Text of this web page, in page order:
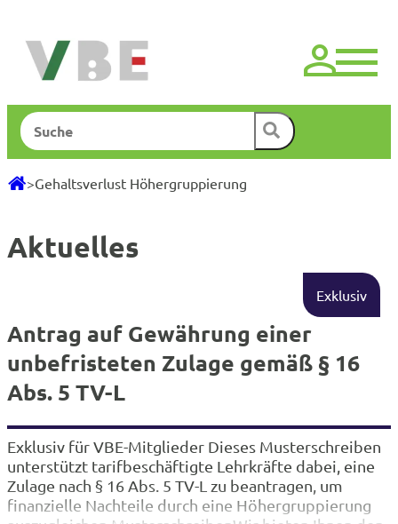
springen
Suchen
>Gehaltsverlust Höhergruppierung
Aktuelles
Exklusiv
Antrag auf Gewährung einer
unbefristeten Zulage gemäß § 16
Abs. 5 TV-L
Exklusiv für VBE-Mitglieder Dieses Musterschreiben
unterstützt tarifbeschäftigte Lehrkräfte dabei, eine
Zulage nach § 16 Abs. 5 TV-L zu beantragen, um
finanzielle Nachteile durch eine Höhergruppierung